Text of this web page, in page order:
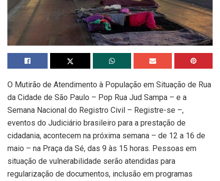
O Mutirão de Atendimento à População em Situação de Rua
da Cidade de São Paulo – Pop Rua Jud Sampa – e a
Semana Nacional do Registro Civil – Registre-se –,
eventos do Judiciário brasileiro para a prestação de
cidadania, acontecem na próxima semana – de 12 a 16 de
maio – na Praça da Sé, das 9 às 15 horas. Pessoas em
situação de vulnerabilidade serão atendidas para
regularização de documentos, inclusão em programas